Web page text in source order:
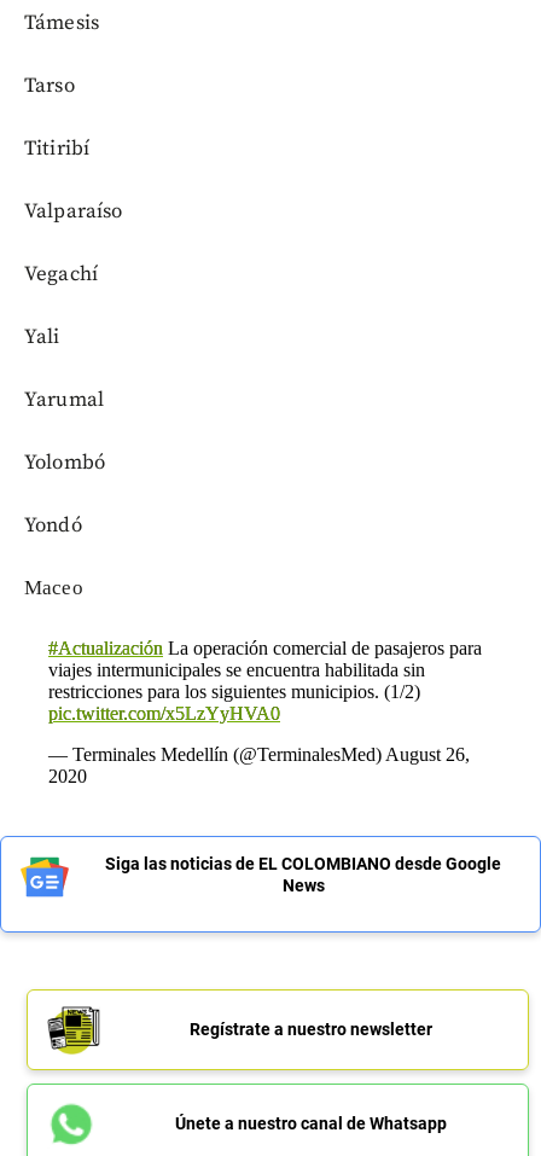
Támesis
Tarso
Titiribí
Valparaíso
Vegachí
Yali
Yarumal
Yolombó
Yondó
Масео
#Actualización La operación comercial de pasajeros para
viajes intermunicipales se encuentra habilitada sin
restricciones para los siguientes municipios. (1/2)
pic.twitter.com/x5LzYyHVA0
— Terminales Medellín (@TerminalesMed) August 26,
2020
Siga las noticias de EL COLOMBIANO desde Google
News
Regístrate a nuestro newsletter
Únete a nuestro canal de Whatsapp